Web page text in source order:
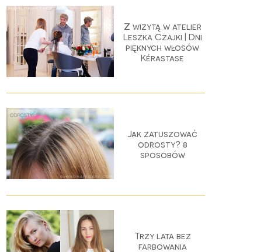
Z wizytą w atelier
Leszka Czajki | Dni
pięknych włosów
Kérastase
Jak zatuszować
odrosty? 8
sposobów
Trzy lata bez
farbowania